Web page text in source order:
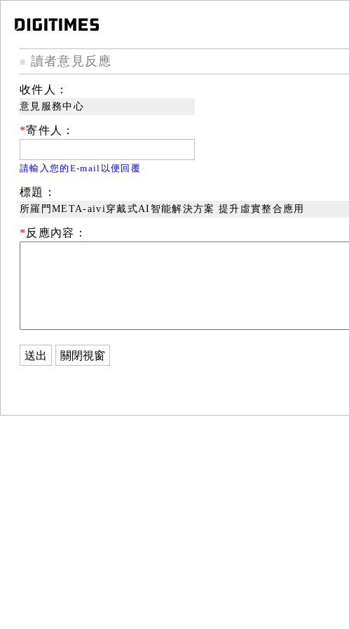
■ 讀者意見反應
收件人：
意見服務中心
*寄件人：
請輸入您的E-mail以便回覆
標題：
所羅門META-aivi穿戴式AI智能解決方案 提升虛實整合應用
* 反應內容：